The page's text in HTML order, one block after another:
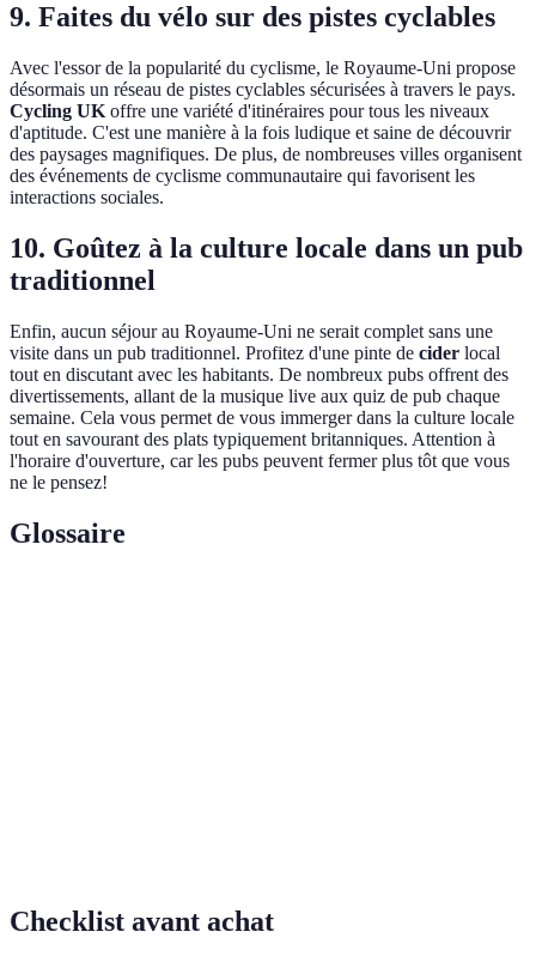
9. Faites du vélo sur des pistes cyclables
Avec l'essor de la popularité du cyclisme, le Royaume-Uni propose
désormais un réseau de pistes cyclables sécurisées à travers le pays.
Cycling UK offre une variété d'itinéraires pour tous les niveaux
d'aptitude. C'est une manière à la fois ludique et saine de découvrir
des paysages magnifiques. De plus, de nombreuses villes organisent
des événements de cyclisme communautaire qui favorisent les
interactions sociales.
10. Goûtez à la culture locale dans un pub
traditionnel
Enfin, aucun séjour au Royaume-Uni ne serait complet sans une
visite dans un pub traditionnel. Profitez d'une pinte de cider local
tout en discutant avec les habitants. De nombreux pubs offrent des
divertissements, allant de la musique live aux quiz de pub chaque
semaine. Cela vous permet de vous immerger dans la culture locale
tout en savourant des plats typiquement britanniques. Attention à
l'horaire d'ouverture, car les pubs peuvent fermer plus tôt que vous
ne le pensez!
Glossaire
Checklist avant achat